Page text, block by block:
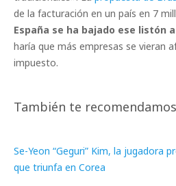
de la facturación en un país en 7
España se ha bajado ese listón
haría que más empresas se vieran
impuesto.
También te recomendamos
Se-Yeon “Geguri” Kim, la jugadora
que triunfa en Corea